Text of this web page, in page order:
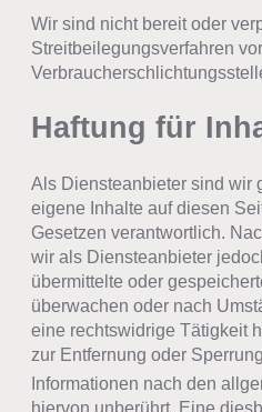
Wir sind nicht bereit oder
Streitbeilegungsverfahren
Haftung für
Als Diensteanbieter sind wir
eigene Inhalte auf diesen
Gesetzen verantwortlich.
wir als Diensteanbieter
übermittelte oder
überwachen oder nach
eine rechtswidrige Tätigkeit
zur Entfernung oder
Informationen nach den
hiervon unberührt. Eine